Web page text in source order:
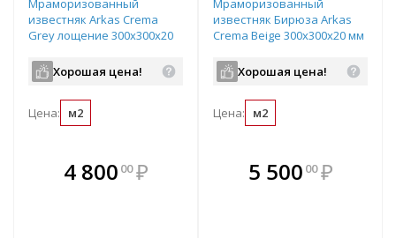
Мраморизованный
известняк Arkas Crema
Grey лощение 300х300х20
Хорошая цена!
Цена: м2
4 800 00 ₽
В комплекте
всегда выгоднее!
Мраморизованный
известняк Бирюза Arkas
Crema Beige 300х300х20 мм
Хорошая цена!
Цена: м2
В комплекте
всегда выгоднее!
5 500 00 ₽